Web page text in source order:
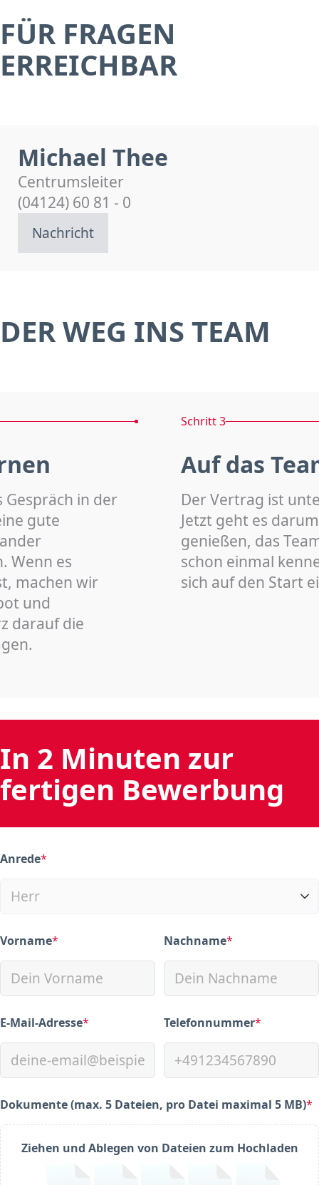
FÜR FRAGEN
ERREICHBAR
Michael Thee
Centrumsleiter
(04124) 60 81 - 0
Nachricht
DER WEG INS TEAM
Gespräch in der
gute
Wenn es
machen wir
und
darauf die
Schritt 3
Auf das
Der Vertrag ist
Jetzt geht es
genießen, das
schon einmal
sich auf den Start
In 2 Minuten zur
fertigen Bewerbung
Anrede*
(required)
Vorname*
(required) Nachname*
(required)
E-Mail-Adresse*
(required) Telefonnummer*
(required)
Dokumente (max. 5 Dateien, pro Datei maximal 5 MB)*
(required)
Ziehen und Ablegen von Dateien zum Hochladen